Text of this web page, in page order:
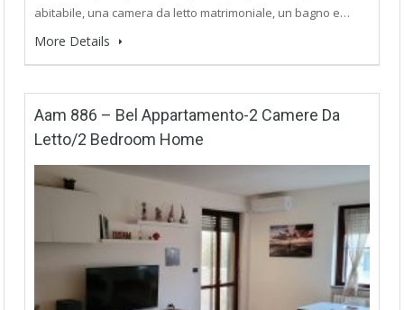
abitabile, una camera da letto matrimoniale, un bagno e…
More Details
Aam 886 – Bel Appartamento-2 Camere Da
Letto/2 Bedroom Home